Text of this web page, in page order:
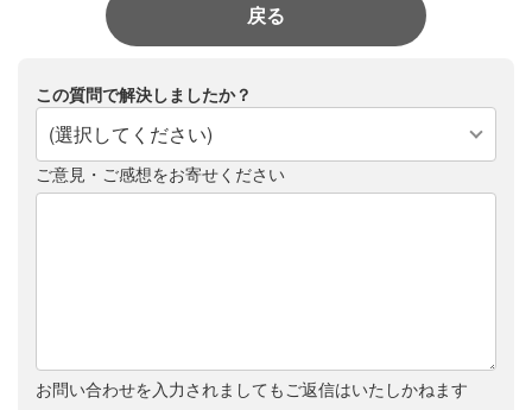
戻る
この質問で解決しましたか？
(選択してください)
ご意見・ご感想をお寄せください
お問い合わせを入力されましてもご返信はいたしかねます